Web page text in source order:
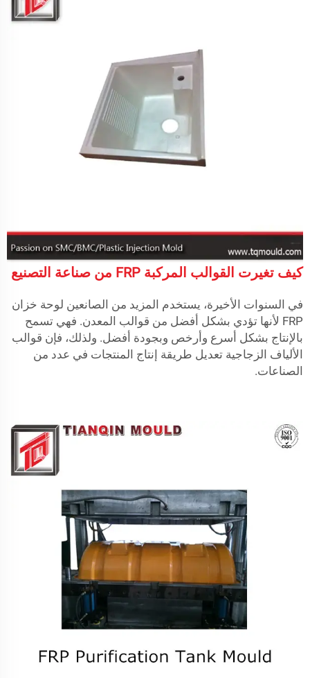
كيف تغيرت القوالب المركبة FRP من صناعة التصنيع
في السنوات الأخيرة، يستخدم المزيد من الصانعين لوحة خزان
FRP لأنها تؤدي بشكل أفضل من قوالب المعدن. فهي تسمح
بالإنتاج بشكل أسرع وأرخص وبجودة أفضل. ولذلك، فإن قوالب
الألياف الزجاجية تعديل طريقة إنتاج المنتجات في عدد من
الصناعات.